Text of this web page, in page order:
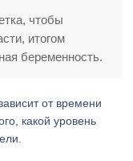
чтобы
итогом
беременность.
от времени
какой уровень